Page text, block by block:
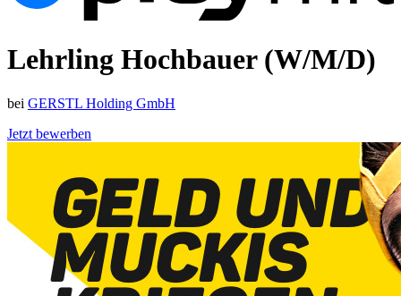
Lehrling Hochbauer (W/M/D)
bei GERSTL Holding GmbH
Jetzt bewerben